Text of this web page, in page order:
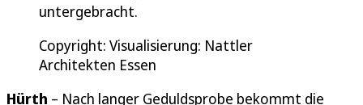
untergebracht.
Copyright: Visualisierung: Nattler
Architekten Essen
Hürth – Nach langer Geduldsprobe bekommt die